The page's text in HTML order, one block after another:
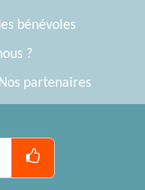
bénévoles
?
Nos partenaires
Webkast